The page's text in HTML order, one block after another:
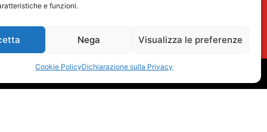
e funzioni.
Nega Visualizza le preferenze
Cookie PolicyDichiarazione sulla Privacy
al trattamento dei miei dati personali
nella Privacy Policy
Iscriviti